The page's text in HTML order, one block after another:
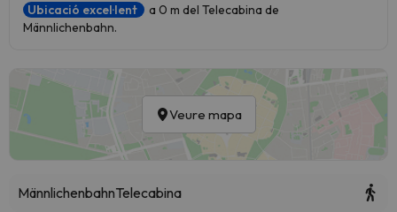
Ubicació excel·lent
a 0 m del Telecabina de
Männlichenbahn.
Veure mapa
MännlichenbahnTelecabina